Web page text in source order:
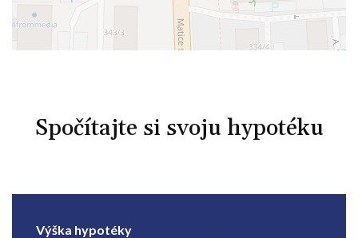
Spočítajte si svoju hypotéku
Výška hypotéky